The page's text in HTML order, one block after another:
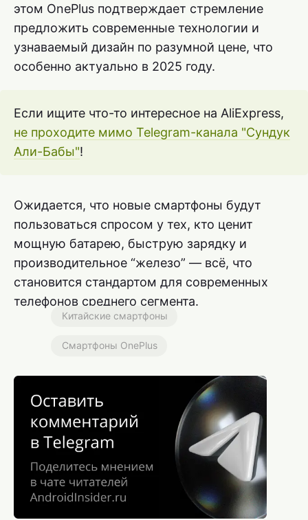
этом OnePlus подтверждает стремление
предложить современные технологии и
узнаваемый дизайн по разумной цене, что
особенно актуально в 2025 году.
Если ищите что-то интересное на AliExpress,
не проходите мимо Telegram-канала "Сундук
Али-Бабы"!
Ожидается, что новые смартфоны будут
пользоваться спросом у тех, кто ценит
мощную батарею, быструю зарядку и
производительное “железо” — всё, что
становится стандартом для современных
телефонов среднего сегмента.
Китайские смартфоны
Смартфоны OnePlus